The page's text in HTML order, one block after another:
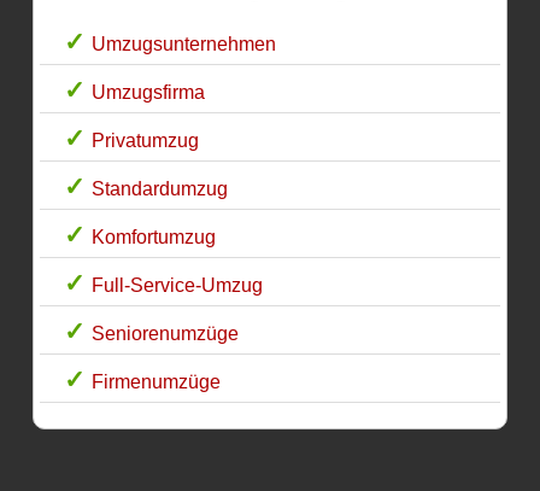
Umzugsunternehmen
Umzugsfirma
Privatumzug
Standardumzug
Komfortumzug
Full-Service-Umzug
Seniorenumzüge
Firmenumzüge